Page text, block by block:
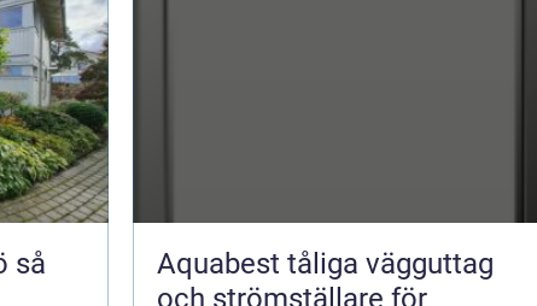
Aquabest tåliga vägguttag
och strömställare för